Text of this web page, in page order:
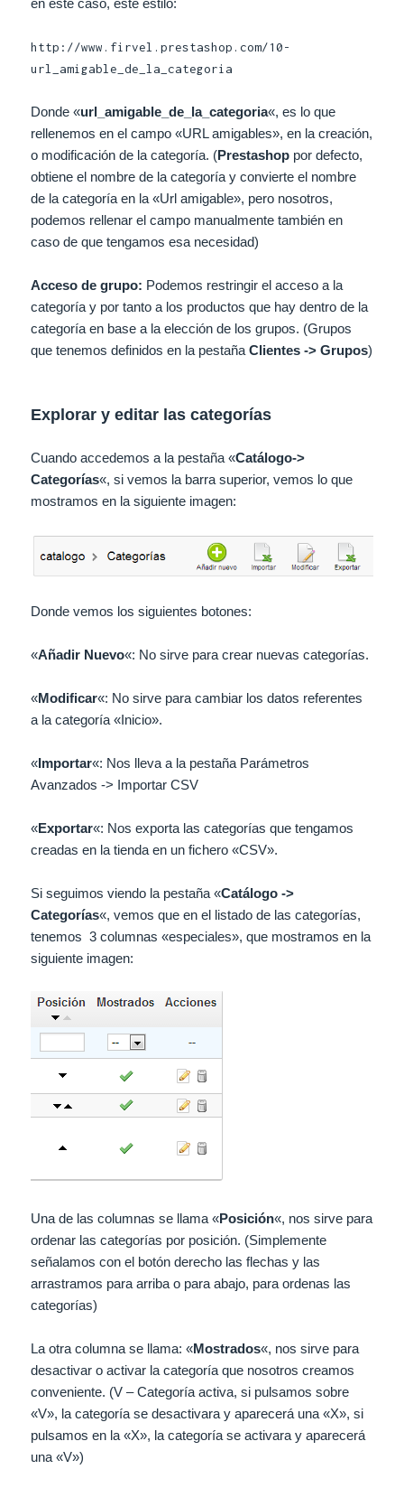
http://www.firvel.prestashop.com/10-
url_amigable_de_la_categoria
Donde «url_amigable_de_la_categoria«, es lo que
rellenemos en el campo «URL amigables», en la creación,
o modificación de la categoría. (Prestashop por defecto,
obtiene el nombre de la categoría y convierte el nombre
de la categoría en la «Url amigable», pero nosotros,
podemos rellenar el campo manualmente también en
caso de que tengamos esa necesidad)
Acceso de grupo: Podemos restringir el acceso a la
categoría y por tanto a los productos que hay dentro de la
categoría en base a la elección de los grupos. (Grupos
que tenemos definidos en la pestañaClientes -> Grupos)
Explorar y editar las categorías
Cuando accedemos a la pestaña «Catálogo->
Categorías«, si vemos la barra superior, vemos lo que
mostramos en la siguiente imagen:
Donde vemos los siguientes botones:
«Añadir Nuevo«: No sirve para crear nuevas categorías.
«Modificar«: No sirve para cambiar los datos referentes
a la categoría «Inicio».
«Importar«: Nos lleva a la pestaña Parámetros
Avanzados -> Importar CSV
«Exportar«: Nos exporta las categorías que tengamos
creadas en la tienda en un fichero «CSV».
Si seguimos viendo la pestaña «Catálogo ->
Categorías«, vemos que en el listado de las categorías,
tenemos 3 columnas «especiales», que mostramos en la
siguiente imagen:
Una de las columnas se llama «Posición«, nos sirve para
ordenar las categorías por posición. (Simplemente
señalamos con el botón derecho las flechas y las
arrastramos para arriba o para abajo, para ordenas las
categorías)
La otra columna se llama: «Mostrados«, nos sirve para
desactivar o activar la categoría que nosotros creamos
conveniente. (V – Categoría activa, si pulsamos sobre
«V», la categoría se desactivara y aparecerá una «X», si
pulsamos en la «X», la categoría se activara y aparecerá
una «V»)